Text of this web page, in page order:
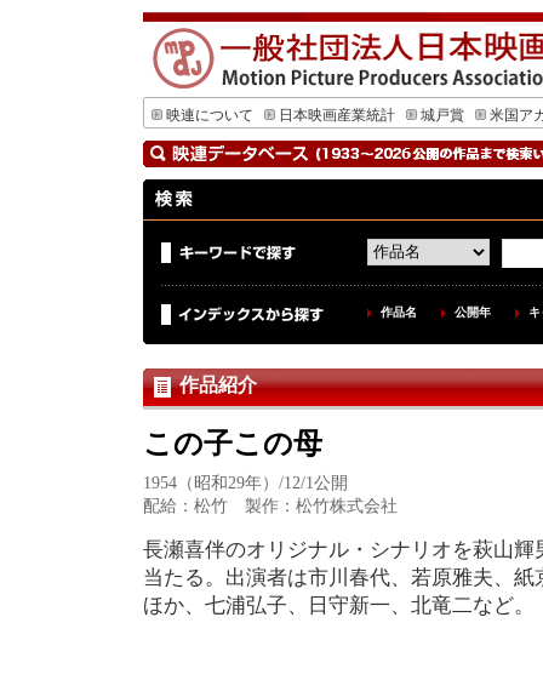
映連について 日本映画産業統計 城戸賞 米国ア
作品名 公開年
作品紹介
この子この母
1954（昭和29年）/12/1公開
配給：松竹 製作：松竹株式会社
長瀬喜伴のオリジナル・シナリオを萩山
当たる。出演者は市川春代、若原雅夫、
ほか、七浦弘子、日守新一、北竜二など。